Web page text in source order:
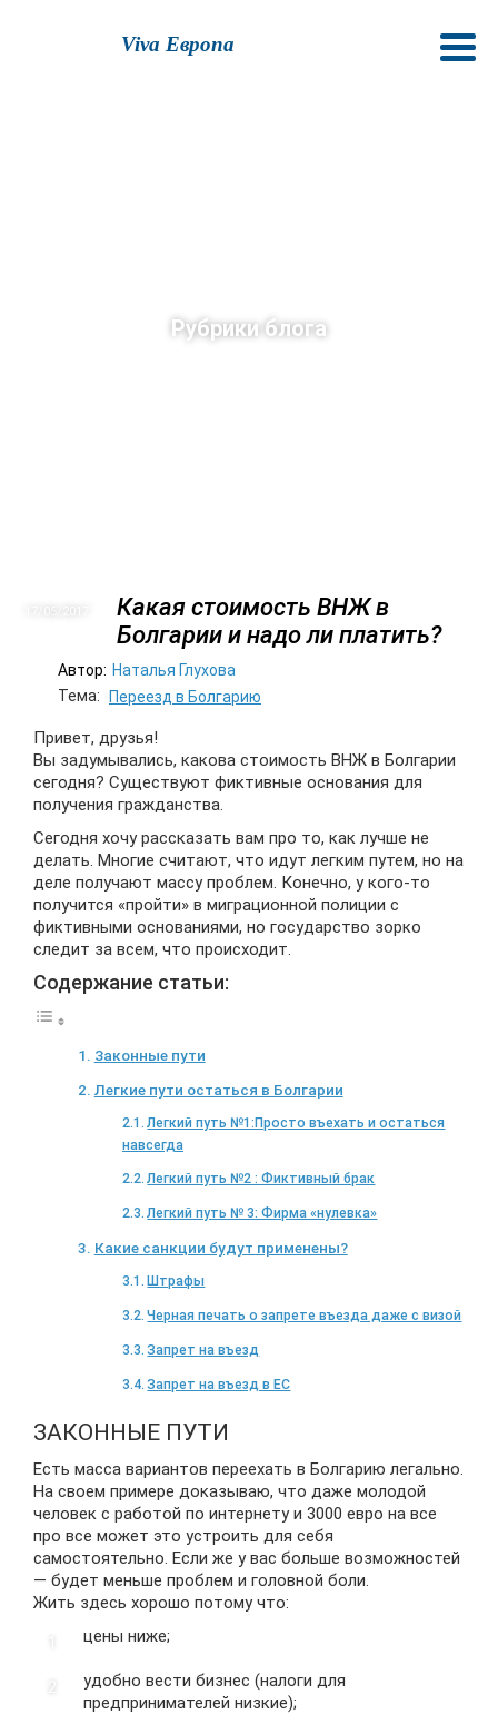
Viva Европа
Рубрики блога
Какая стоимость ВНЖ в
Болгарии и надо ли платить?
Автор: Наталья Глухова
Тема:
Переезд в Болгарию
Привет, друзья!
Вы задумывались, какова стоимость ВНЖ в Болгарии
сегодня? Существуют фиктивные основания для
получения гражданства.
Сегодня хочу рассказать вам про то, как лучше не
делать. Многие считают, что идут легким путем, но на
деле получают массу проблем. Конечно, у кого-то
получится «пройти» в миграционной полиции с
фиктивными основаниями, но государство зорко
следит за всем, что происходит.
Содержание статьи:
Законные пути
Легкие пути остаться в Болгарии
Легкий путь №1:Просто въехать и остаться
навсегда
Легкий путь №2 : Фиктивный брак
Легкий путь № 3: Фирма «нулевка»
Какие санкции будут применены?
Штрафы
Черная печать о запрете въезда даже с визой
Запрет на въезд
Запрет на въезд в ЕС
ЗАКОННЫЕ ПУТИ
Есть масса вариантов переехать в Болгарию легально.
На своем примере доказываю, что даже молодой
человек с работой по интернету и 3000 евро на все
про все может это устроить для себя
самостоятельно. Если же у вас больше возможностей
— будет меньше проблем и головной боли.
Жить здесь хорошо потому что:
цены ниже;
удобно вести бизнес (налоги для
предпринимателей низкие);